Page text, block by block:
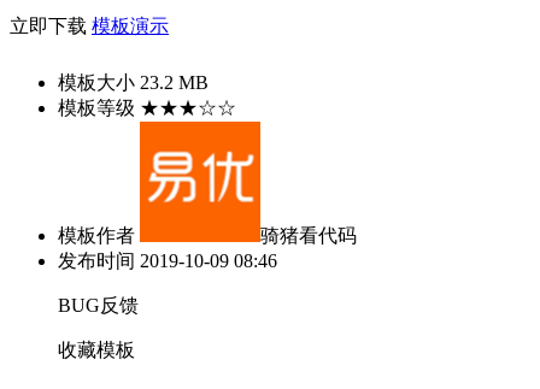
立即下载 模板演示
模板大小 23.2 MB
模板等级 ★★★☆☆
模板作者
骑猪看代码
发布时间 2019-10-09 08:46
BUG反馈
收藏模板